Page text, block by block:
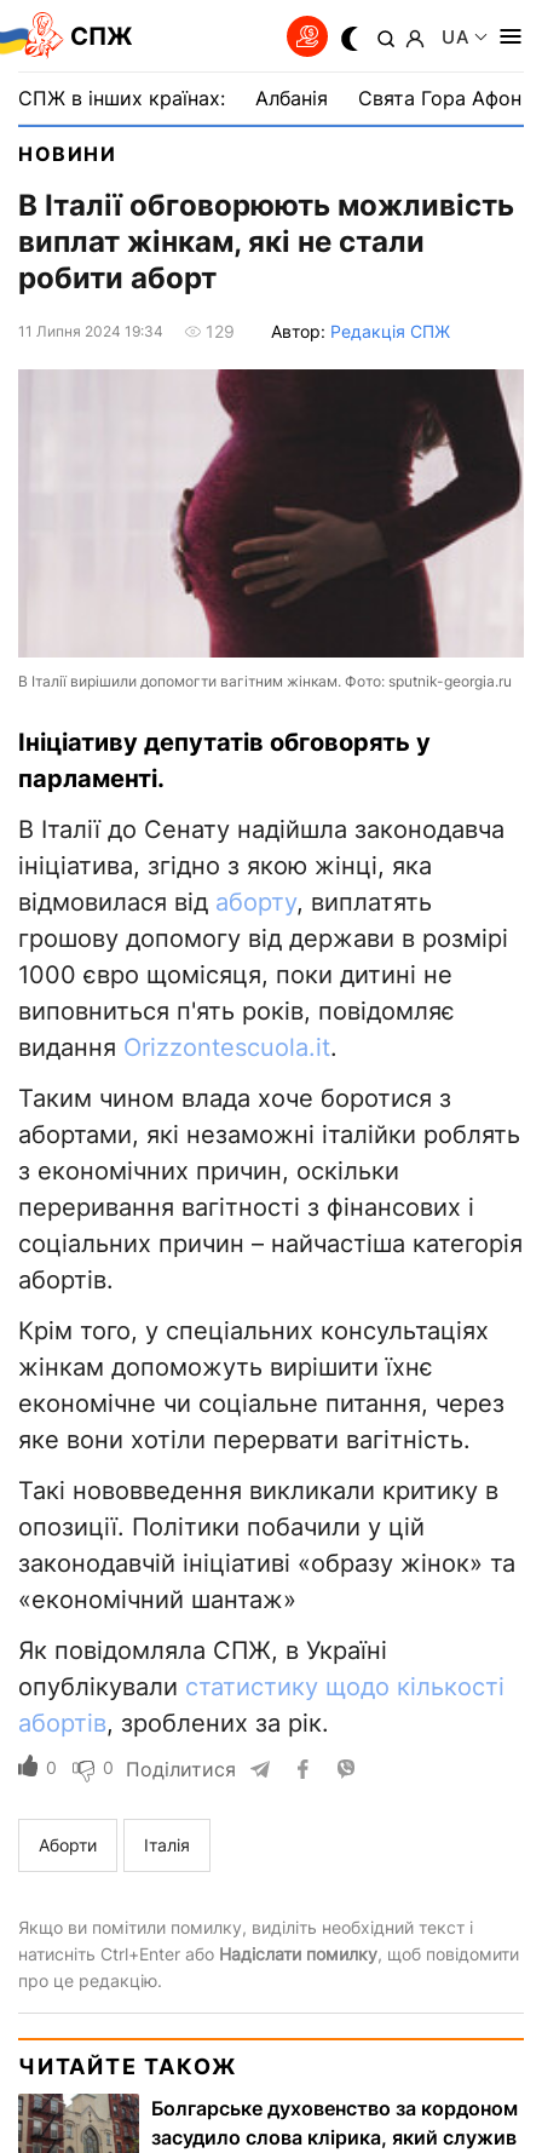
СПЖ UA
СПЖ в інших країнах: Албанія Свята Гора Афон
НОВИНИ
В Італії обговорюють можливість
виплат жінкам, які не стали
робити аборт
11 Липня 2024 19:34 129 Автор: Редакція СПЖ
В Італії вирішили допомогти вагітним жінкам. Фото: sputnik-georgia.ru
Ініціативу депутатів обговорять у
парламенті.
В Італії до Сенату надійшла законодавча
ініціатива, згідно з якою жінці, яка
відмовилася від аборту, виплатять
грошову допомогу від держави в розмірі
1000 євро щомісяця, поки дитині не
виповниться п'ять років, повідомляє
видання Оrizzontescuola.it.
Таким чином влада хоче боротися з
абортами, які незаможні італійки роблять
з економічних причин, оскільки
переривання вагітності з фінансових і
соціальних причин – найчастіша категорія
абортів.
Крім того, у спеціальних консультаціях
жінкам допоможуть вирішити їхнє
економічне чи соціальне питання, через
яке вони хотіли перервати вагітність.
Такі нововведення викликали критику в
опозиції. Політики побачили у цій
законодавчій ініціативі «образу жінок» та
«економічний шантаж»
Як повідомляла СПЖ, в Україні
опублікували статистику щодо кількості
абортів, зроблених за рік.
0 0 Поділитися
Аборти Італія
Якщо ви помітили помилку, виділіть необхідний текст і
натисніть Ctrl+Enter або Надіслати помилку, щоб повідомити
про це редакцію.
ЧИТАЙТЕ ТАКОЖ
Болгарське духовенство за кордоном
засудило слова клірика, який служив